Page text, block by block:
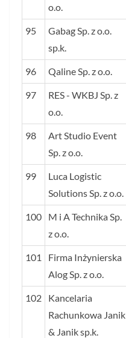
o.o.
95
Gabag Sp. z o.o.
sp.k.
96 Qaline Sp. z o.o.
97
RES - WKBJ Sp. z
o.o.
98
Art Studio Event
Sp. z o.o.
99
Luca Logistic
Solutions Sp. z o.o.
100
M i A Technika Sp.
z o.o.
101
Firma Inżynierska
Alog Sp. z o.o.
102
Kancelaria
Rachunkowa Janik
& Janik sp.k.